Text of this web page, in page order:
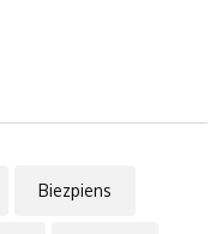
Biezpiens